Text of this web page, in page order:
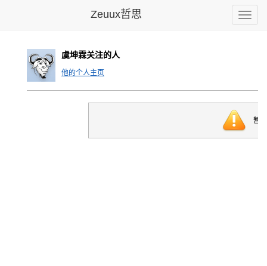
Toggle
Zeuux哲思
虞坤霖关注的人
他的个人主页
暂